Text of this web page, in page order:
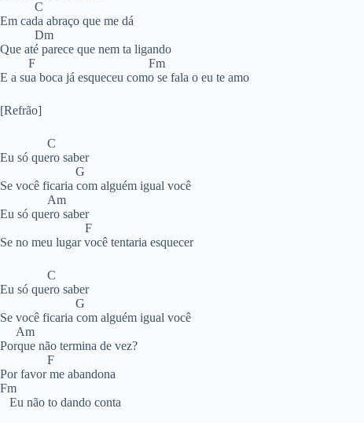
C
Em cada abraço que me dá
Dm
Que até parece que nem ta ligando
F Fm
E a sua boca já esqueceu como se fala o eu te amo
[Refrão]
C
Eu só quero saber
G
Se você ficaria com alguém igual você
Am
Eu só quero saber
F
Se no meu lugar você tentaria esquecer
C
Eu só quero saber
G
Se você ficaria com alguém igual você
Am
Porque não termina de vez?
F
Por favor me abandona
Fm
Eu não to dando conta